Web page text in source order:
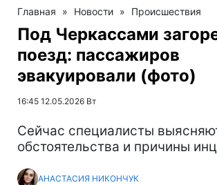
Главная » Новости » Происшествия
Под Черкассами
поезд: пассажиров
эвакуировали (фото)
16:45 12.05.2026 Вт
Сейчас специалисты
обстоятельства и причины
АНАСТАСИЯ НИКОНЧУК